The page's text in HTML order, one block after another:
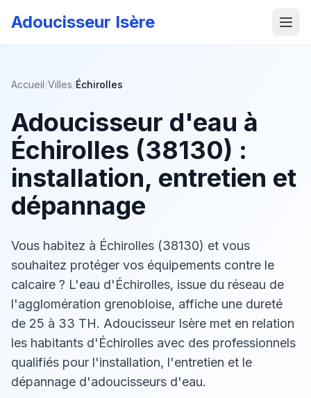
Adoucisseur Isère
Accueil/Villes/Échirolles
Adoucisseur d'eau à
Échirolles (38130) :
installation, entretien et
dépannage
Vous habitez à Échirolles (38130) et vous
souhaitez protéger vos équipements contre le
calcaire ? L'eau d'Échirolles, issue du réseau de
l'agglomération grenobloise, affiche une dureté
de 25 à 33 TH. Adoucisseur Isère met en relation
les habitants d'Échirolles avec des professionnels
qualifiés pour l'installation, l'entretien et le
dépannage d'adoucisseurs d'eau.